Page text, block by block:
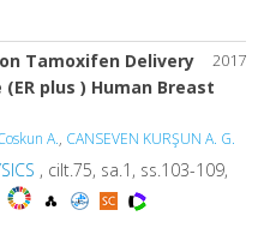
2017
Tamoxifen Delivery
plus ) Human Breast
A., CANSEVEN KURŞUN A. G.
, cilt.75, sa.1, ss.103-109,